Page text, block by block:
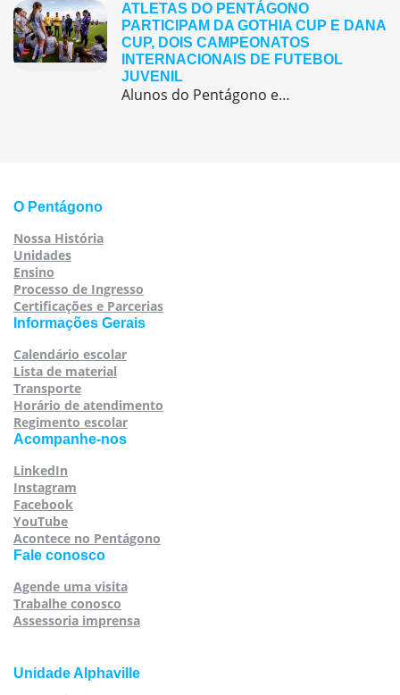
ATLETAS DO PENTÁGONO
PARTICIPAM DA GOTHIA CUP E DANA
CUP, DOIS CAMPEONATOS
INTERNACIONAIS DE FUTEBOL
JUVENIL
Alunos do Pentágono embarcaram para a Europa, onde participaram de duas das maiores competições internacionais de futebol juvenil
O Pentágono
Nossa História
Unidades
Ensino
Processo de Ingresso
Certificações e Parcerias
Informações Gerais
Calendário escolar
Lista de material
Transporte
Horário de atendimento
Regimento escolar
Acompanhe-nos
LinkedIn
Instagram
Facebook
YouTube
Acontece no Pentágono
Fale conosco
Agende uma visita
Trabalhe conosco
Assessoria imprensa
Unidade Alphaville